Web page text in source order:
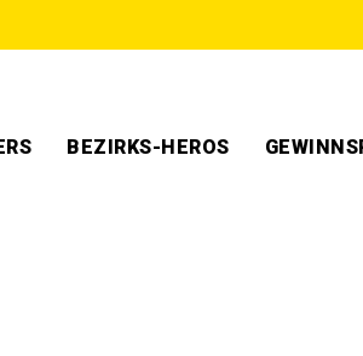
BEZIRKS-HEROS